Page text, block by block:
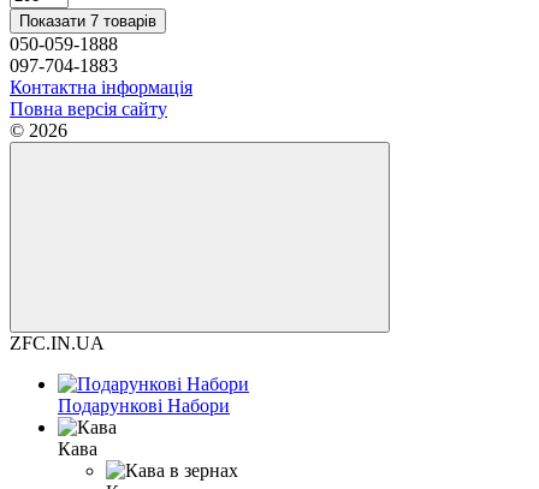
Показати 7 товарів
050-059-1888
097-704-1883
Контактна інформація
Повна версія сайту
© 2026
ZFC.IN.UA
Подарункові Набори
Кава